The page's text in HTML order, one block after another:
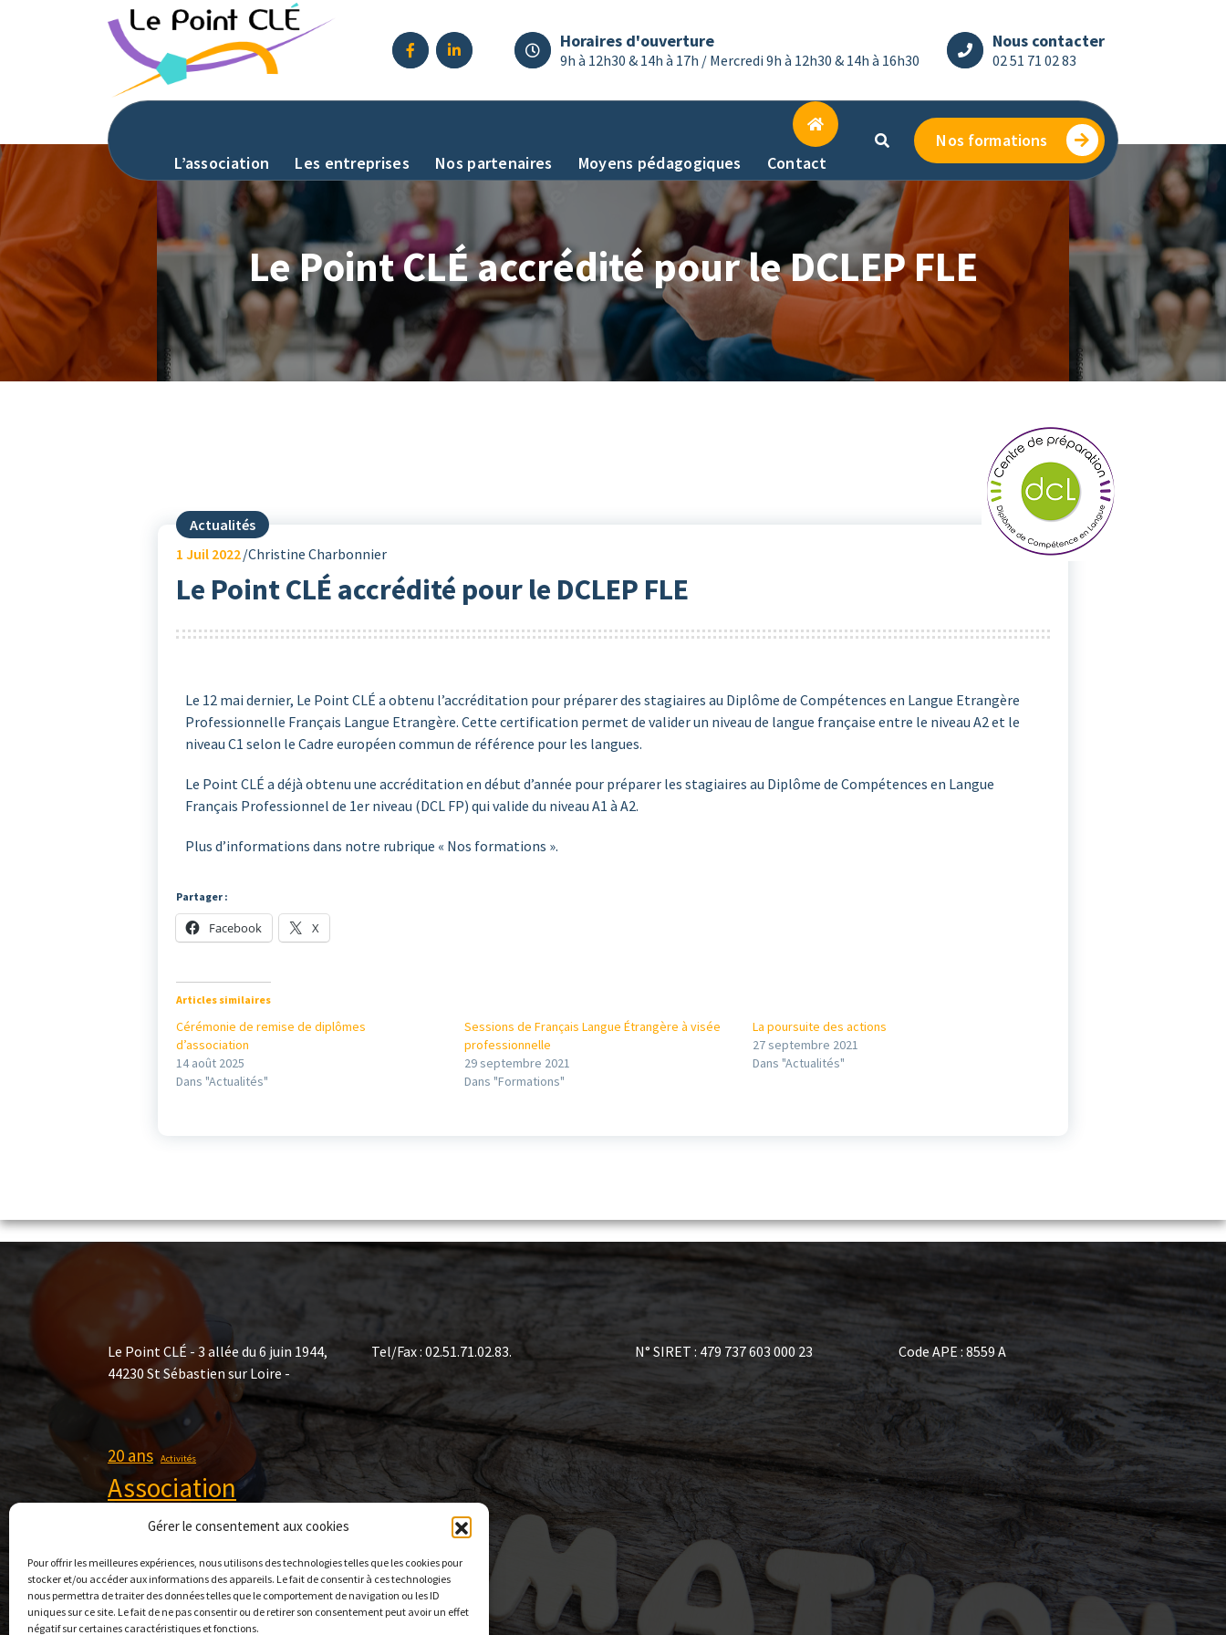
Gérer le consentement aux cookies
Pour offrir les meilleures expériences, nous utilisons des technologies telles que les cookies pour
stocker et/ou accéder aux informations des appareils. Le fait de consentir à ces technologies
nous permettra de traiter des données telles que le comportement de navigation ou les ID
uniques sur ce site. Le fait de ne pas consentir ou de retirer son consentement peut avoir un effet
négatif sur certaines caractéristiques et fonctions.
Horaires d'ouverture
9h à 12h30 & 14h à 17h / Mercredi 9h à 12h30 & 14h à 16h30
Nous contacter
02 51 71 02 83
L’association Les entreprises Nos partenaires Moyens pédagogiques Contact
Nos formations
Le Point CLÉ accrédité pour le DCLEP FLE
Actualités
1 Juil 2022 Christine Charbonnier
Le Point CLÉ accrédité pour le DCLEP FLE
Le 12 mai dernier, Le Point CLÉ a obtenu l’accréditation pour préparer des stagiaires au Diplôme de Compétences en Langue Etrangère
Professionnelle Français Langue Etrangère. Cette certification permet de valider un niveau de langue française entre le niveau A2 et le
niveau C1 selon le Cadre européen commun de référence pour les langues.
Le Point CLÉ a déjà obtenu une accréditation en début d’année pour préparer les stagiaires au Diplôme de Compétences en Langue
Français Professionnel de 1er niveau (DCL FP) qui valide du niveau A1 à A2.
Plus d’informations dans notre rubrique « Nos formations ».
Partager :
Facebook X
Articles similaires
Cérémonie de remise de diplômes
d’association
14 août 2025
Dans "Actualités"
Sessions de Français Langue Étrangère à visée
professionnelle
29 septembre 2021
Dans "Formations"
La poursuite des actions
27 septembre 2021
Dans "Actualités"
Le Point CLÉ - 3 allée du 6 juin 1944,
44230 St Sébastien sur Loire -
Tel/Fax : 02.51.71.02.83. N° SIRET : 479 737 603 000 23 Code APE : 8559 A
20 ans Activités
Association
Certifications FLE
Formations
Qualiopi